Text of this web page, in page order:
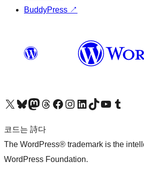
BuddyPress ↗
X(이전 트위터) 계정 방문하기블루스카이 계정 방문하기마스토돈 계정 방문하기스레드 계정 방문하기 페이스북 페이지 방문하기인스타그램 계정 방문하기 LinkedIn 계정 방문하기틱톡 계정 방문하기유튜브 채널 방문하기 텀블러 계정 방문하기
코드는 詩다
The WordPress® trademark is the
WordPress Foundation.